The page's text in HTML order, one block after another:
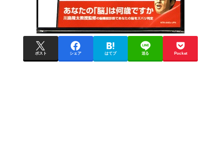
ポスト シェア はてブ 送る Pocket